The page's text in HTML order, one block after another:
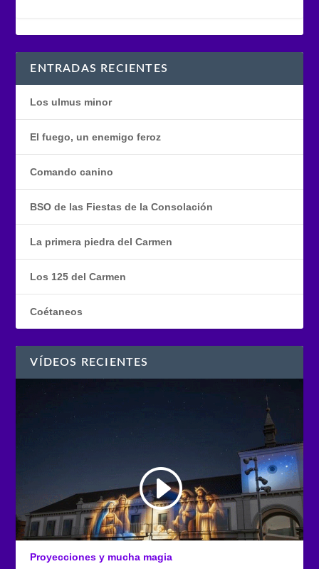
ENTRADAS RECIENTES
Los ulmus minor
El fuego, un enemigo feroz
Comando canino
BSO de las Fiestas de la Consolación
La primera piedra del Carmen
Los 125 del Carmen
Coétaneos
VÍDEOS RECIENTES
Proyecciones y mucha magia